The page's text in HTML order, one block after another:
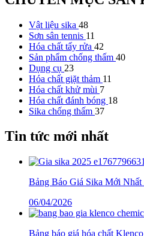
Vật liệu sika 48
Sơn sân tennis 11
Hóa chất tẩy rửa 42
Sản phẩm chống thấm 40
Dụng cụ 23
Hóa chất giặt thảm 11
Hóa chất khử mùi 7
Hóa chất đánh bóng 18
Sika chống thấm 37
Tin tức mới nhất
Bảng Báo Giá Sika Mới Nhất
06/04/2026
Bảng báo giá hóa chất